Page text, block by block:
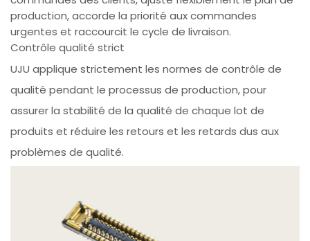
production, accorde la priorité aux commandes
urgentes et raccourcit le cycle de livraison.
Contrôle qualité strict
UJU applique strictement les normes de contrôle de
qualité pendant le processus de production, pour
assurer la stabilité de la qualité de chaque lot de
produits et réduire les retours et les retards dus aux
problèmes de qualité.